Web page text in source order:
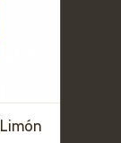
Limón